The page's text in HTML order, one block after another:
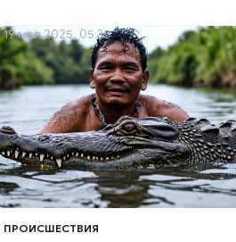
ПРОИСШЕСТВИЯ
19 мая 2025, 05:35